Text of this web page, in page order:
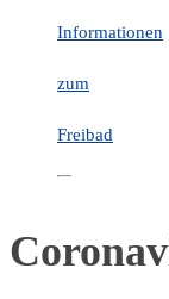
Informationen
zum
Freibad